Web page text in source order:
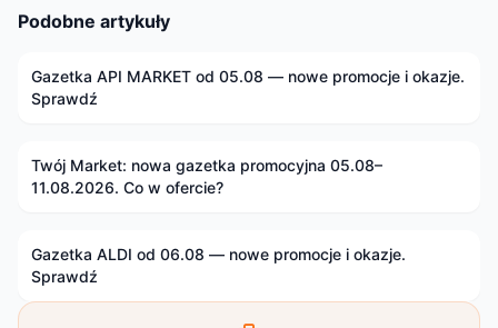
Podobne artykuły
Gazetka API MARKET od 05.08 — nowe promocje i okazje.
Sprawdź
Twój Market: nowa gazetka promocyjna 05.08–
11.08.2026. Co w ofercie?
Gazetka ALDI od 06.08 — nowe promocje i okazje.
Sprawdź